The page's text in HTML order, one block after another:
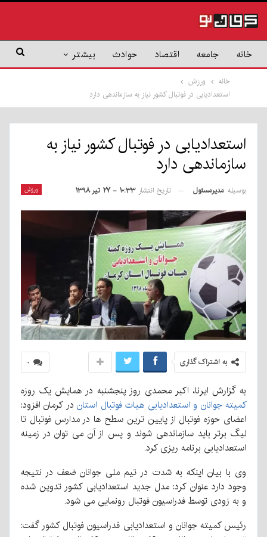
خانه جامعه اقتصاد حوادث بیشتر
خانه
ورزش
استعدادیابی در فوتبال کشور نیاز به سازماندهی دارد
استعدادیابی در فوتبال کشور نیاز به
سازماندهی دارد
ورزش بوسیله مدیرمسئول تاریخ انتشار ۱۰:۳۳ - ۲۷ تیر ۱۳۹۸
۰ به اشتراک گذاری
به گزارش ایرنا، اکبر محمدی روز پنجشنبه در همایش یک روزه
کمیته جوانان و استعدادیابی هیات فوتبال استاندر کرمان افزود:
اعضای حوزه فوتبال از پایین ترین سطح ها در مدارس فوتبال تا
لیگ برتر باید سازماندهی شوند و پس از آن می توان در زمینه
استعدادیابی برنامه ریزی کرد.
وی با بیان اینکه به شدت در تیم ملی جوانان ضعف در نتیجه
وجود دارد عنوان کرد: مدل جدید استعدادیابی کشور تدوین شده
و به زودی توسط فدراسیون فوتبال رونمایی می شود.
رئیس کمیته جوانان و استعدادیابی فدراسیون فوتبال کشور گفت: